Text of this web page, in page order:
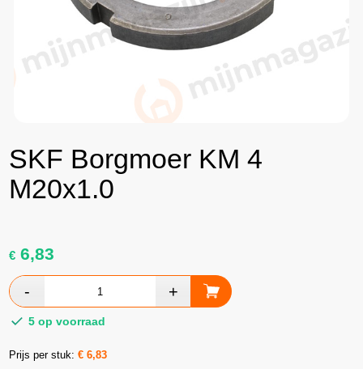
SKF Borgmoer KM 4
M20x1.0
€ 6,83
5 op voorraad
Prijs per stuk:€6,83